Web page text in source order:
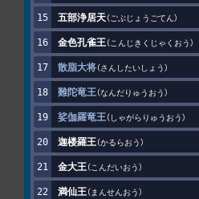
五部浄居天 ごぶじょうごてん
金色孔雀王 こんじきくじゃくおう
散脂大将 さんしたいしょう
難陀竜王 なんだりゅうおう
娑伽羅竜王 しゃがらりゅうおう
迦楼羅王 かるらおう
金大王 こんだいおう
満仙王 まんせんおう